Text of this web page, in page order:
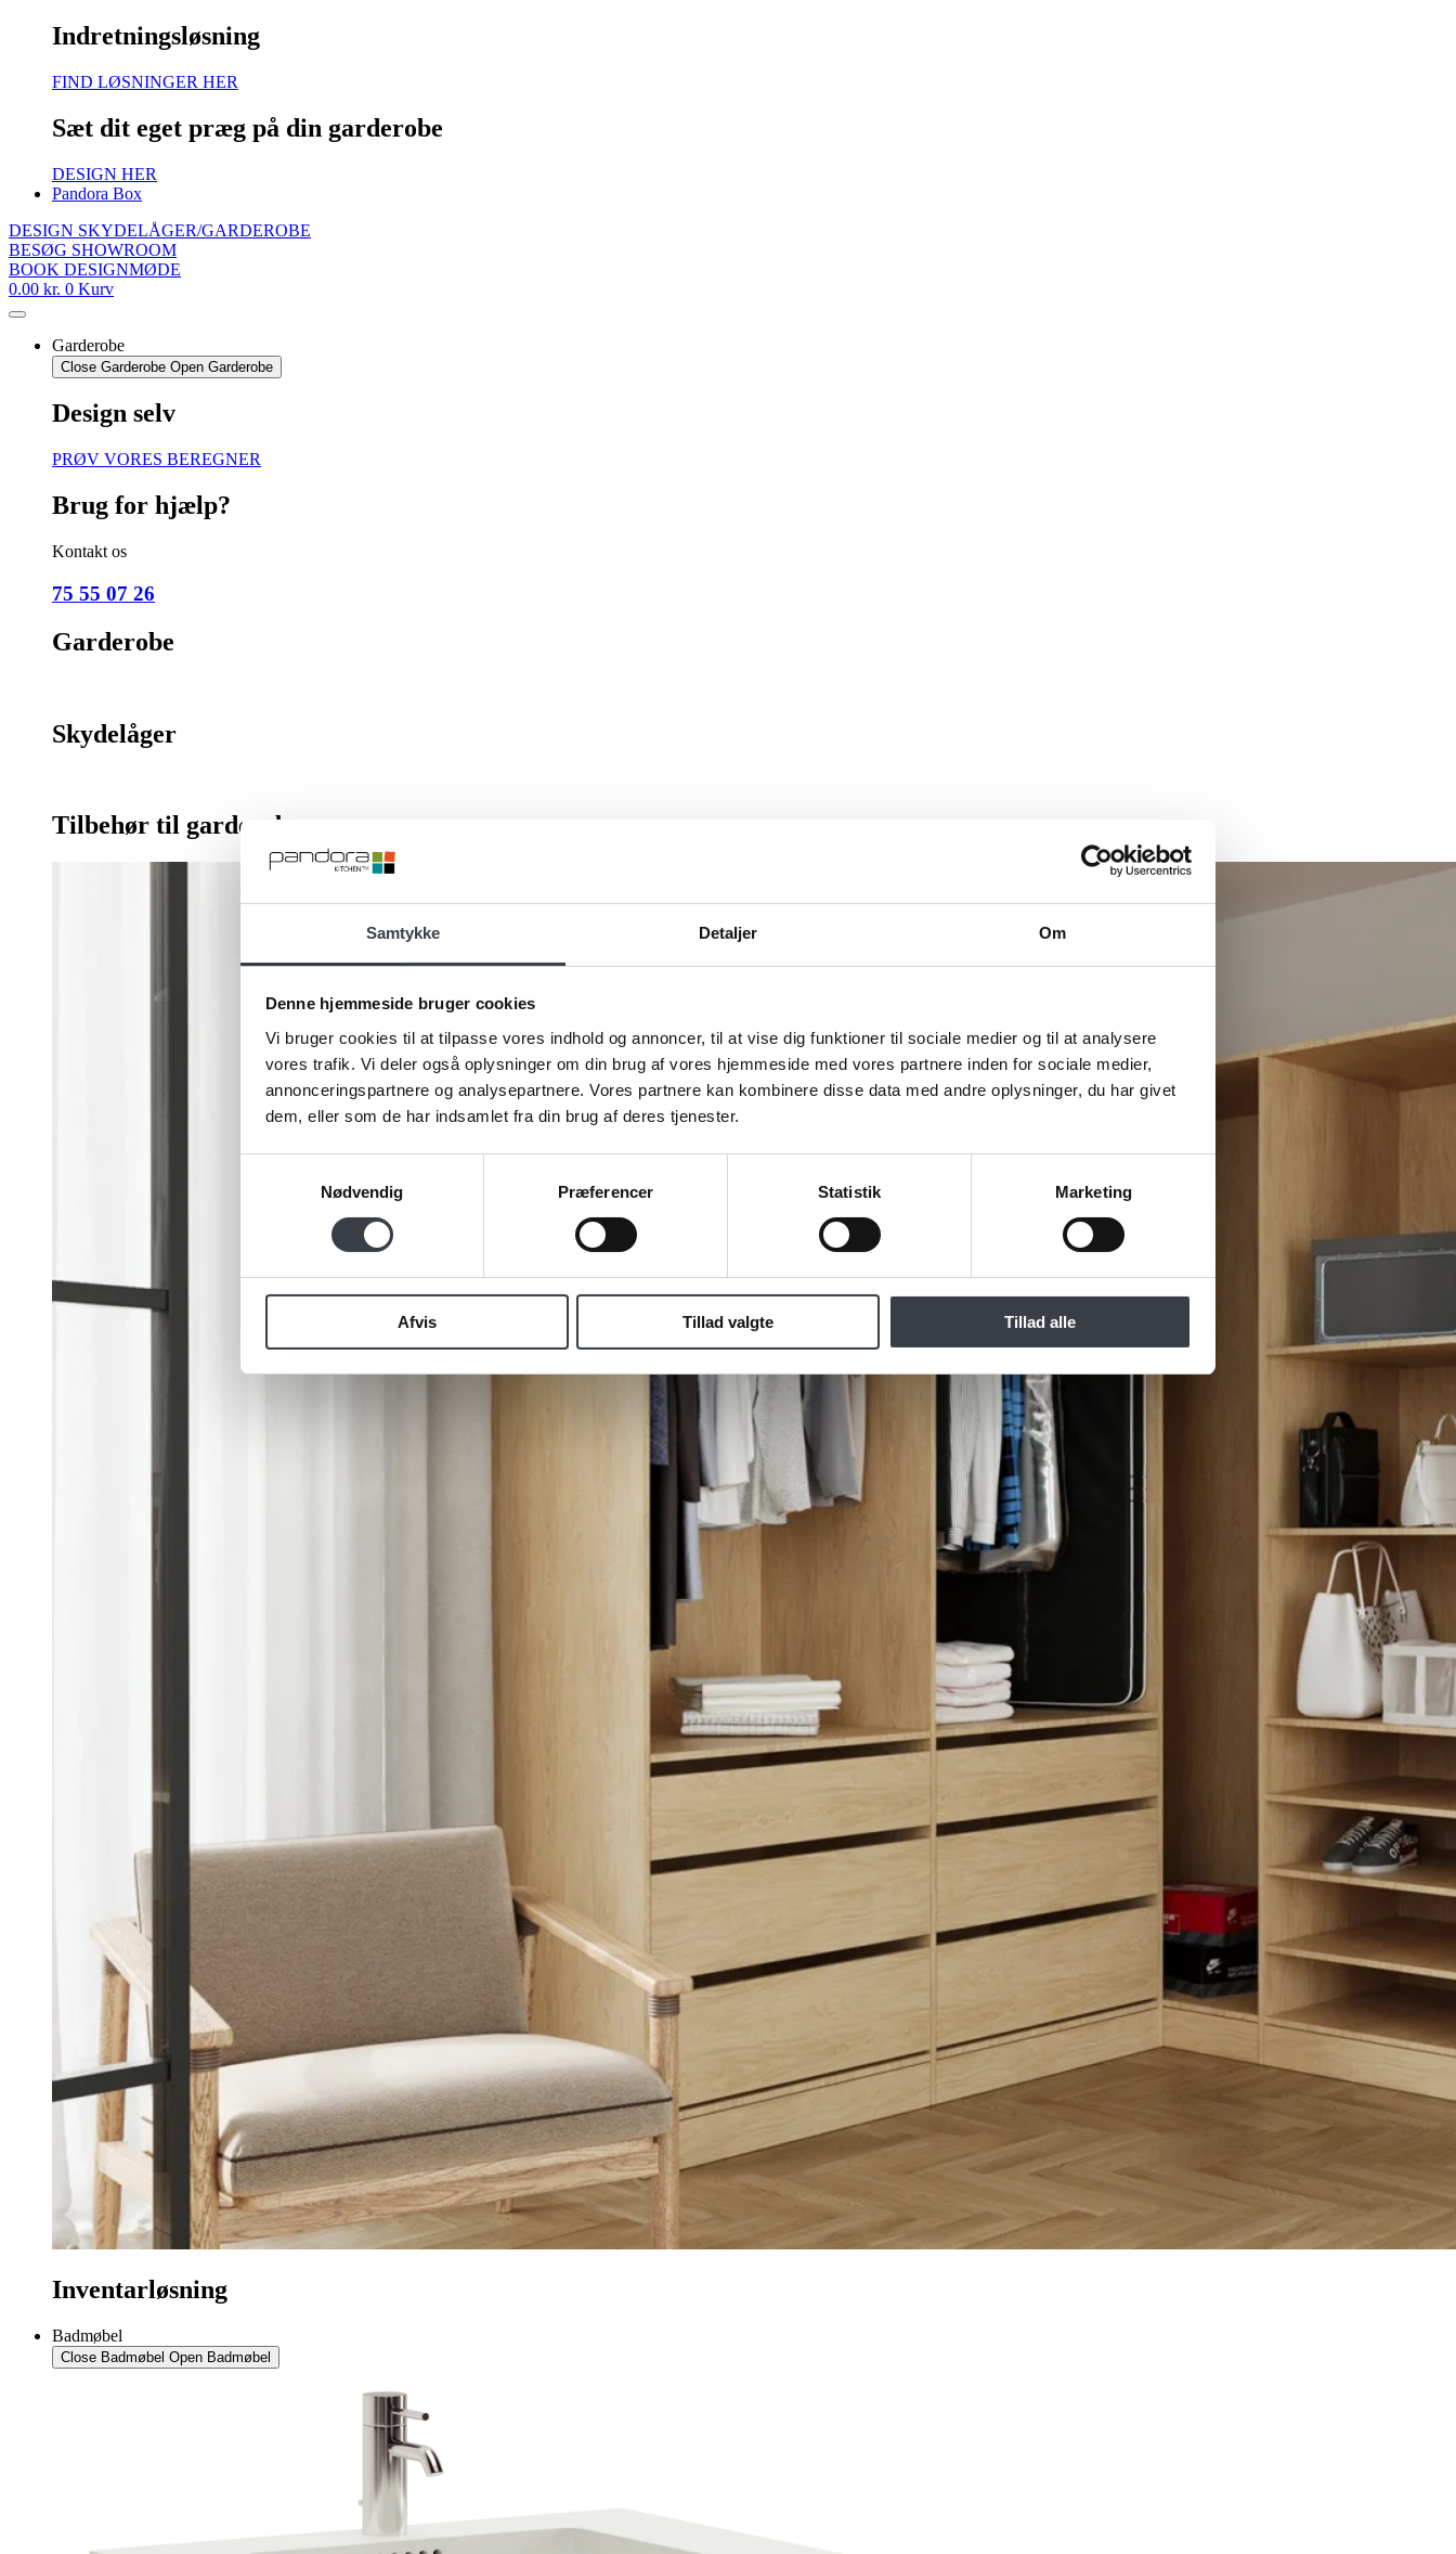
Samtykke Detaljer Om
Denne hjemmeside bruger cookies
Vi bruger cookies til at tilpasse vores indhold og annoncer, til at vise dig funktioner til sociale medier og til at analysere
vores trafik. Vi deler også oplysninger om din brug af vores hjemmeside med vores partnere inden for sociale medier,
annonceringspartnere og analysepartnere. Vores partnere kan kombinere disse data med andre oplysninger, du har givet
dem, eller som de har indsamlet fra din brug af deres tjenester.
Nødvendig
Præferencer Statistik Marketing
Afvis Tillad valgte Tillad alle
Indretningsløsning
FIND LØSNINGER HER
Sæt dit eget præg på din garderobe
DESIGN HER
Pandora Box
DESIGN SKYDELÅGER/GARDEROBE
BESØG SHOWROOM
BOOK DESIGNMØDE
0.00 kr. 0 Kurv
Garderobe
Close Garderobe Open Garderobe
Design selv
PRØV VORES BEREGNER
Brug for hjælp?
Kontakt os
75 55 07 26
Garderobe
Skydelåger
Tilbehør til garderobe
Inventarløsning
Badmøbel
Close Badmøbel Open Badmøbel